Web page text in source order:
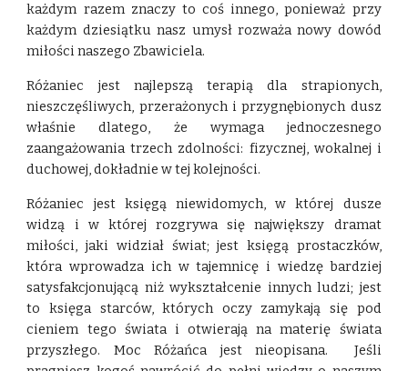
każdym razem znaczy to coś innego, ponieważ przy
każdym dziesiątku nasz umysł rozważa nowy dowód
miłości naszego Zbawiciela.
Różaniec jest najlepszą terapią dla strapionych,
nieszczęśliwych, przerażonych i przygnębionych dusz
właśnie dlatego, że wymaga jednoczesnego
zaangażowania trzech zdolności: fizycznej, wokalnej i
duchowej, dokładnie w tej kolejności.
Różaniec jest księgą niewidomych, w której dusze
widzą i w której rozgrywa się największy dramat
miłości, jaki widział świat; jest księgą prostaczków,
która wprowadza ich w tajemnicę i wiedzę bardziej
satysfakcjonującą niż wykształcenie innych ludzi; jest
to księga starców, których oczy zamykają się pod
cieniem tego świata i otwierają na materię świata
przyszłego. Moc Różańca jest nieopisana. Jeśli